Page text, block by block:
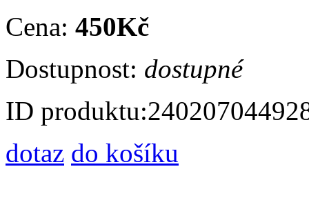
Cena: 450Kč
Dostupnost: dostupné
ID produktu:
dotaz do košíku